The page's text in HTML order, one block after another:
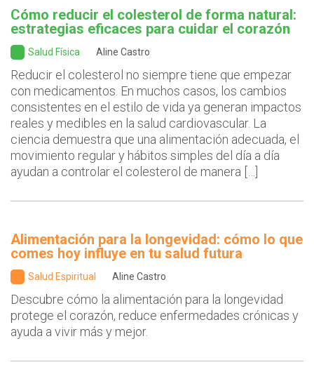
Cómo reducir el colesterol de forma natural:
estrategias eficaces para cuidar el corazón
Salud Física Aline Castro
Reducir el colesterol no siempre tiene que empezar
con medicamentos. En muchos casos, los cambios
consistentes en el estilo de vida ya generan impactos
reales y medibles en la salud cardiovascular. La
ciencia demuestra que una alimentación adecuada, el
movimiento regular y hábitos simples del día a día
ayudan a controlar el colesterol de manera […]
Alimentación para la longevidad: cómo lo que
comes hoy influye en tu salud futura
Salud Espiritual Aline Castro
Descubre cómo la alimentación para la longevidad
protege el corazón, reduce enfermedades crónicas y
ayuda a vivir más y mejor.